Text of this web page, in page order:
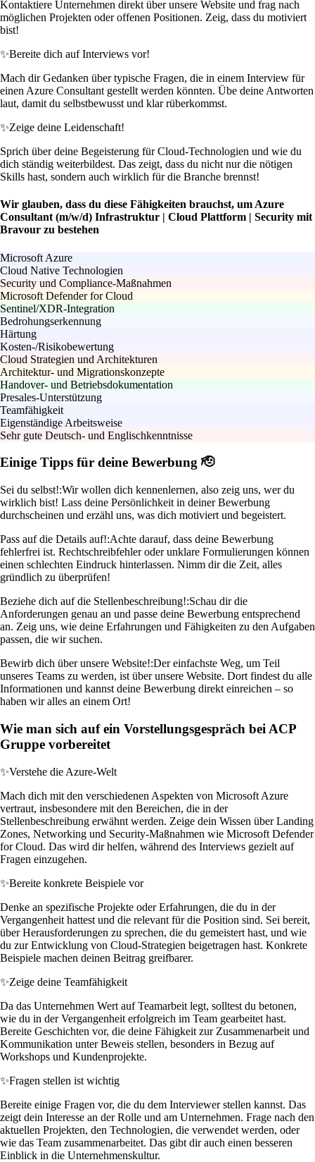
Kontaktiere Unternehmen direkt über unsere Website und frag nach
möglichen Projekten oder offenen Positionen. Zeig, dass du motiviert
bist!
✨Bereite dich auf Interviews vor!
Mach dir Gedanken über typische Fragen, die in einem Interview für
einen Azure Consultant gestellt werden könnten. Übe deine Antworten
laut, damit du selbstbewusst und klar rüberkommst.
✨Zeige deine Leidenschaft!
Sprich über deine Begeisterung für Cloud-Technologien und wie du
dich ständig weiterbildest. Das zeigt, dass du nicht nur die nötigen
Skills hast, sondern auch wirklich für die Branche brennst!
Wir glauben, dass du diese Fähigkeiten brauchst, um Azure
Consultant (m/w/d) Infrastruktur | Cloud Plattform | Security mit
Bravour zu bestehen
Microsoft Azure
Cloud Native Technologien
Security und Compliance-Maßnahmen
Microsoft Defender for Cloud
Sentinel/XDR-Integration
Bedrohungserkennung
Härtung
Kosten-/Risikobewertung
Cloud Strategien und Architekturen
Architektur- und Migrationskonzepte
Handover- und Betriebsdokumentation
Presales-Unterstützung
Teamfähigkeit
Eigenständige Arbeitsweise
Sehr gute Deutsch- und Englischkenntnisse
Einige Tipps für deine Bewerbung 🫡
Sei du selbst!:Wir wollen dich kennenlernen, also zeig uns, wer du
wirklich bist! Lass deine Persönlichkeit in deiner Bewerbung
durchscheinen und erzähl uns, was dich motiviert und begeistert.
Pass auf die Details auf!:Achte darauf, dass deine Bewerbung
fehlerfrei ist. Rechtschreibfehler oder unklare Formulierungen können
einen schlechten Eindruck hinterlassen. Nimm dir die Zeit, alles
gründlich zu überprüfen!
Beziehe dich auf die Stellenbeschreibung!:Schau dir die
Anforderungen genau an und passe deine Bewerbung entsprechend
an. Zeig uns, wie deine Erfahrungen und Fähigkeiten zu den Aufgaben
passen, die wir suchen.
Bewirb dich über unsere Website!:Der einfachste Weg, um Teil
unseres Teams zu werden, ist über unsere Website. Dort findest du alle
Informationen und kannst deine Bewerbung direkt einreichen – so
haben wir alles an einem Ort!
Wie man sich auf ein Vorstellungsgespräch bei ACP
Gruppe vorbereitet
✨Verstehe die Azure-Welt
Mach dich mit den verschiedenen Aspekten von Microsoft Azure
vertraut, insbesondere mit den Bereichen, die in der
Stellenbeschreibung erwähnt werden. Zeige dein Wissen über Landing
Zones, Networking und Security-Maßnahmen wie Microsoft Defender
for Cloud. Das wird dir helfen, während des Interviews gezielt auf
Fragen einzugehen.
✨Bereite konkrete Beispiele vor
Denke an spezifische Projekte oder Erfahrungen, die du in der
Vergangenheit hattest und die relevant für die Position sind. Sei bereit,
über Herausforderungen zu sprechen, die du gemeistert hast, und wie
du zur Entwicklung von Cloud-Strategien beigetragen hast. Konkrete
Beispiele machen deinen Beitrag greifbarer.
✨Zeige deine Teamfähigkeit
Da das Unternehmen Wert auf Teamarbeit legt, solltest du betonen,
wie du in der Vergangenheit erfolgreich im Team gearbeitet hast.
Bereite Geschichten vor, die deine Fähigkeit zur Zusammenarbeit und
Kommunikation unter Beweis stellen, besonders in Bezug auf
Workshops und Kundenprojekte.
✨Fragen stellen ist wichtig
Bereite einige Fragen vor, die du dem Interviewer stellen kannst. Das
zeigt dein Interesse an der Rolle und am Unternehmen. Frage nach den
aktuellen Projekten, den Technologien, die verwendet werden, oder
wie das Team zusammenarbeitet. Das gibt dir auch einen besseren
Einblick in die Unternehmenskultur.